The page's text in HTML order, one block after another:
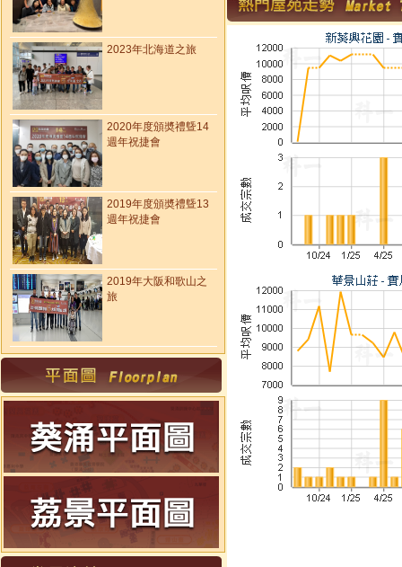
2023年北海道之旅
2020年度頒奬禮曁14
週年祝捷會
2019年度頒奬禮曁13
週年祝捷會
2019年大阪和歌山之
旅